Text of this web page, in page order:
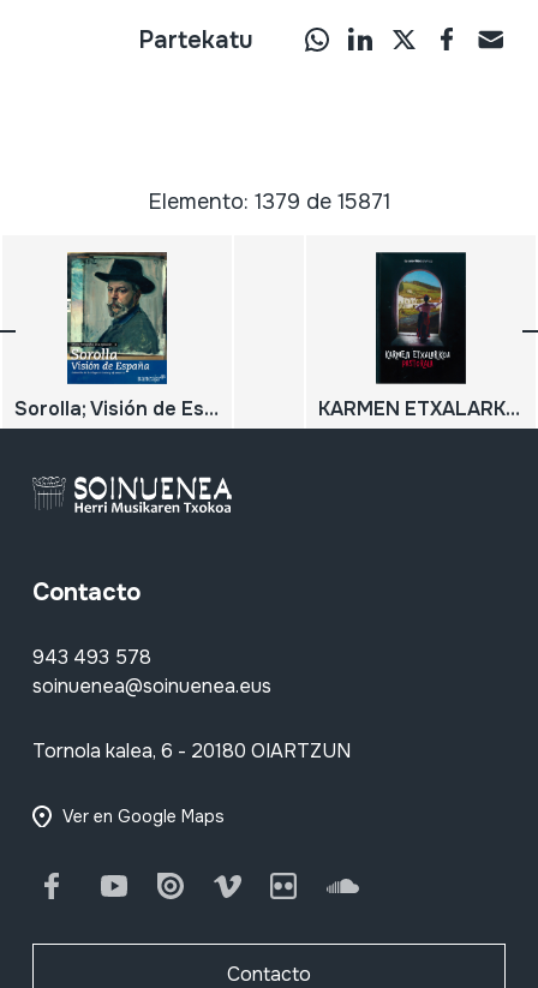
Partekatu
Elemento: 1379 de 15871
Sorolla; Visión de España; Colección de la Hispanic Society of America; Revista monográfica de la exposición; KARMEN ETXALARKOA, PASTORALA;
Contacto
943 493 578
soinuenea@soinuenea.eus
Tornola kalea, 6 - 20180 OIARTZUN
Ver en Google Maps
FacebookYoutube Issuu Vimeo Flickr SoundCloud
Contacto